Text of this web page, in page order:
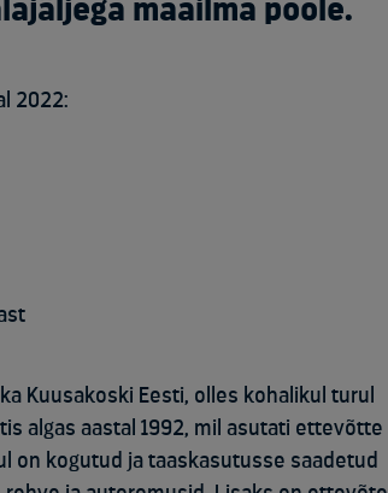
maailma poole.
2022:
Kuusakoski Eesti, olles kohalikul turul
algas aastal 1992, mil asutati ettevõtte
on kogutud ja taaskasutusse saadetud